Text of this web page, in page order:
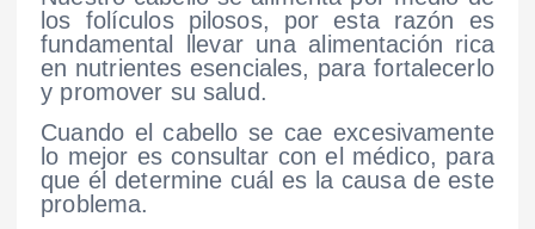
los folículos pilosos, por esta razón es
fundamental llevar una alimentación rica
en nutrientes esenciales, para fortalecerlo
y promover su salud.
Cuando el cabello se cae excesivamente
lo mejor es consultar con el médico, para
que él determine cuál es la causa de este
problema.